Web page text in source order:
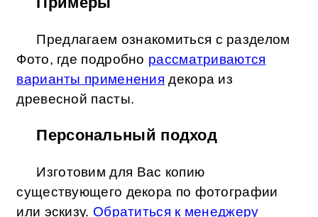
Предлагаем ознакомиться с разделом
Фото, где подробно рассматриваются
варианты применения декора из
древесной пасты.
Персональный подход
Изготовим для Вас копию
существующего декора по фотографии
или эскизу. Обратиться к менеджеру